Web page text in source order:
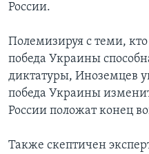
России.
Полемизируя с теми, кто
победа Украины
диктатуры, Иноземцев
победа Украины
России положат конец
Также скептичен